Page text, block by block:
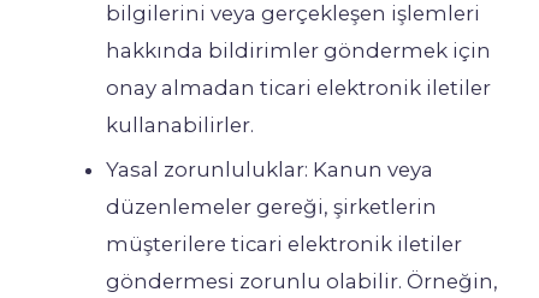
bilgilerini veya gerçekleşen işlemleri
hakkında bildirimler göndermek için
onay almadan ticari elektronik iletiler
kullanabilirler.
Yasal zorunluluklar: Kanun veya
düzenlemeler gereği, şirketlerin
müşterilere ticari elektronik iletiler
göndermesi zorunlu olabilir. Örneğin,